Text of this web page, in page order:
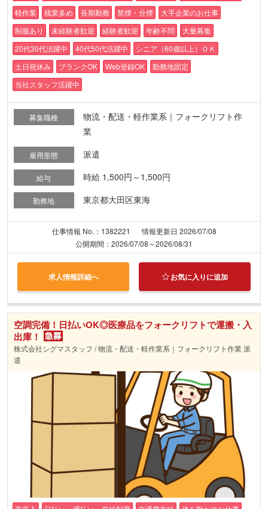
軽作業
残業多め 長期勤務 禁煙・分煙
大手企業のお仕事
制服あり
未経験者歓迎 経験者歓迎 年齢不問
大量募集
20代30代活躍中
40代50代活躍中
シニア（60歳以上）ＯＫ
土日祝休み
ブランクOK Web登録OK
勤務地固定
当社スタッフ活躍中
募集職種
物流・配送・軽作業系｜フォークリフト作
業
雇用形態 派遣
給与 時給 1,500円～1,500円
勤務地 東京都大田区東海
仕事情報 No.：1382221
情報更新日 2026/07/08
公開期間：2026/07/08～2026/08/31
求人情報詳細へ お気に入りに追加
空調完備！日払いOK◎医療品をフォークリフトで運搬・入
出庫！
株式会社シグマスタッフ / 物流・配送・軽作業系｜フォークリフト作業 派
遣